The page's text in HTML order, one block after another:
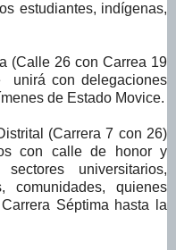
estudiantes, indígenas,
(Calle 26 con Carrea 19
unirá con delegaciones
de Estado Movice.
(Carrera 7 con 26)
con calle de honor y
universitarios,
comunidades, quienes
Séptima hasta la